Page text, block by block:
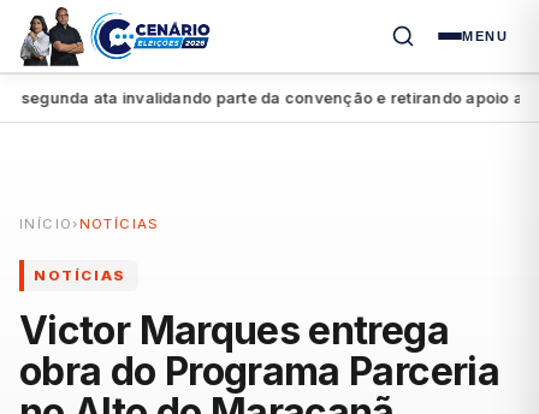
MENU
ata invalidando parte da convenção e retirando apoio a
INÍCIO › NOTÍCIAS
NOTÍCIAS
Victor Marques entrega
obra do Programa Parceria